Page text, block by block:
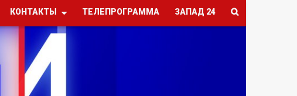
КОНТАКТЫ ТЕЛЕПРОГРАММА ЗАПАД 24